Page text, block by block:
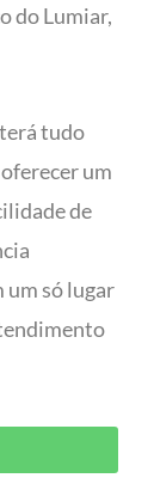
do Lumiar,
tudo
um
de
um só lugar